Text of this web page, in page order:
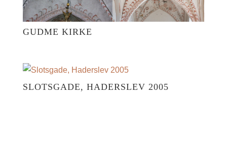
GUDME KIRKE
SLOTSGADE, HADERSLEV 2005